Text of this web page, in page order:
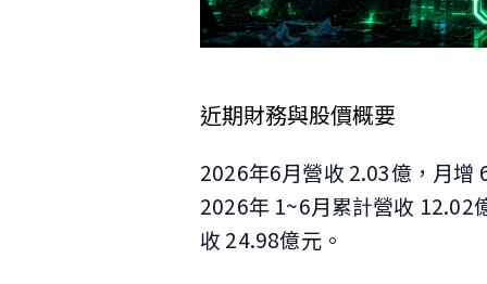
近期財務與股價概要
2026年6月營收 2.03億，月
2026年 1~6月累計營收
收 24.98億元。